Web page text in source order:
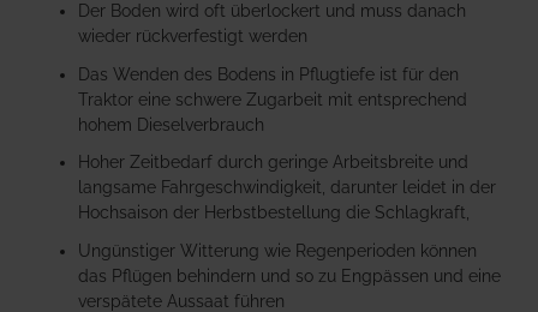
Der Boden wird oft überlockert und muss danach
wieder rückverfestigt werden
Das Wenden des Bodens in Pflugtiefe ist für den
Traktor eine schwere Zugarbeit mit entsprechend
hohem Dieselverbrauch
Hoher Zeitbedarf durch geringe Arbeitsbreite und
langsame Fahrgeschwindigkeit, darunter leidet in der
Hochsaison der Herbstbestellung die Schlagkraft,
Ungünstiger Witterung wie Regenperioden können
das Pflügen behindern und so zu Engpässen und eine
verspätete Aussaat führen